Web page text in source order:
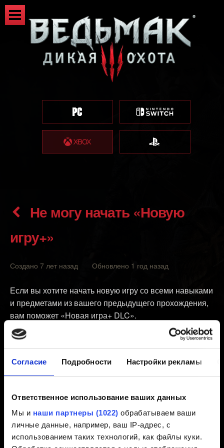
Согласие Подробности Настройки рекламы
Ответственное использование ваших данных
Мы и наши партнеры (1022) обрабатываем ваши
личные данные, например, ваш IP-адрес, с
использованием таких технологий, как файлы куки.
Не могу начать «Новую
игру+»
Создано 7 лет назад Обновлено 1 год назад
Если вы хотите начать новую игру со всеми навыками
и предметами из вашего предыдущего прохождения,
вам поможет «Новая игра+ DLC».
Если у вас уже есть базовая версия игры «Ведьмак 3:
«НОВАЯ ИГРА+» на выбранной игровой платформе
(инструкция о том, как установить DLC). Если у вас
года» или «Полное издание», то «Новая игра +» уже
включена в них.
Вы можете запустить «Новую игру+» из главного